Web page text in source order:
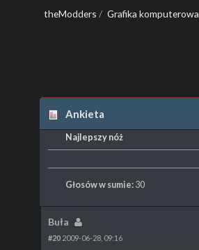
theModders / Grafika komputerowa
Ankieta
Najlepszy nóż
Głosów w sumie: 30
Buła
#20 2009-06-28, 09:16